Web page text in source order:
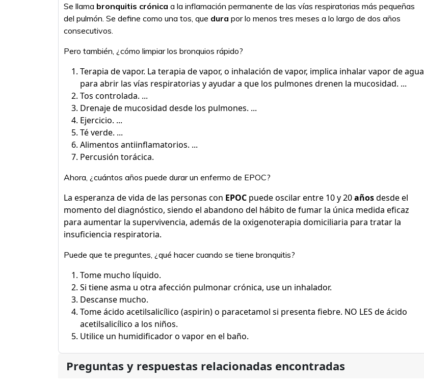
Se llama bronquitis crónica a la inflamación permanente de las vías respiratorias más pequeñas
del pulmón. Se define como una tos, que dura por lo menos tres meses a lo largo de dos años
consecutivos.
Pero también, ¿cómo limpiar los bronquios rápido?
Terapia de vapor. La terapia de vapor, o inhalación de vapor, implica inhalar vapor de agua
para abrir las vías respiratorias y ayudar a que los pulmones drenen la mucosidad. ...
Tos controlada. ...
Drenaje de mucosidad desde los pulmones. ...
Ejercicio. ...
Té verde. ...
Alimentos antiinflamatorios. ...
Percusión torácica.
Ahora, ¿cuántos años puede durar un enfermo de EPOC?
La esperanza de vida de las personas con EPOC puede oscilar entre 10 y 20añosdesde el
momento del diagnóstico, siendo el abandono del hábito de fumar la única medida eficaz
para aumentar la supervivencia, además de la oxigenoterapia domiciliaria para tratar la
insuficiencia respiratoria.
Puede que te preguntes, ¿qué hacer cuando se tiene bronquitis?
Tome mucho líquido.
Si tiene asma u otra afección pulmonar crónica, use un inhalador.
Descanse mucho.
Tome ácido acetilsalicílico (aspirin) o paracetamol si presenta fiebre. NO LES de ácido
acetilsalicílico a los niños.
Utilice un humidificador o vapor en el baño.
Preguntas y respuestas relacionadas encontradas